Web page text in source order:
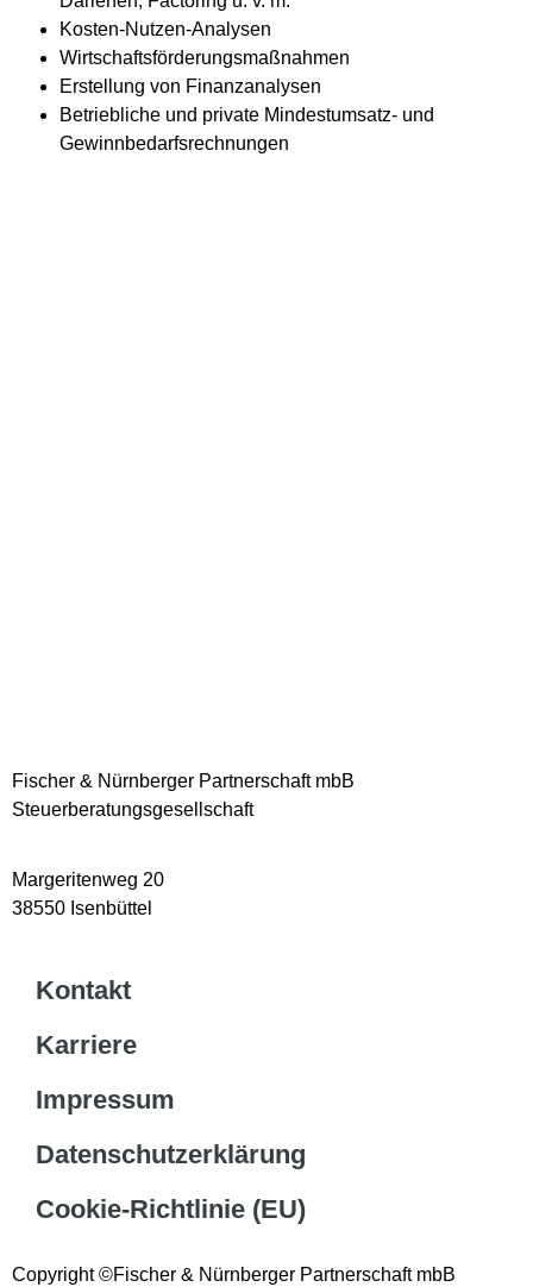
Kosten-Nutzen-Analysen
Wirtschaftsförderungsmaßnahmen
Erstellung von Finanzanalysen
Betriebliche und private Mindestumsatz- und
Gewinnbedarfsrechnungen
Fischer & Nürnberger Partnerschaft mbB
Steuerberatungsgesellschaft
Margeritenweg 20
38550 Isenbüttel
Kontakt
Karriere
Impressum
Datenschutzerklärung
Cookie-Richtlinie (EU)
Copyright ©Fischer & Nürnberger Partnerschaft mbB